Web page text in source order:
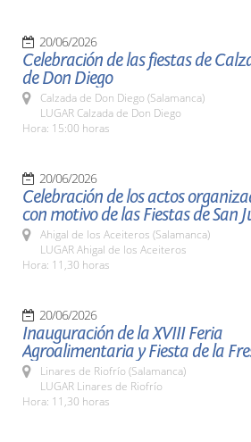
20/06/2026
Celebración de las fiestas de
de Don Diego
Calzada de Don Diego (Salamanca)
LUGAR Calzada de Don Diego
Hora: 15:00 horas
20/06/2026
Celebración de los actos
con motivo de las Fiestas de San
Ahigal de los Aceiteros (Salamanca)
LUGAR Ahigal de los Aceiteros
Hora: 11,30 horas
20/06/2026
Inauguración de la XVIII Feria
Agroalimentaria y Fiesta de la
Linares de Riofrío (Salamanca)
LUGAR Linares de Riofrío
Hora: 11,30 horas